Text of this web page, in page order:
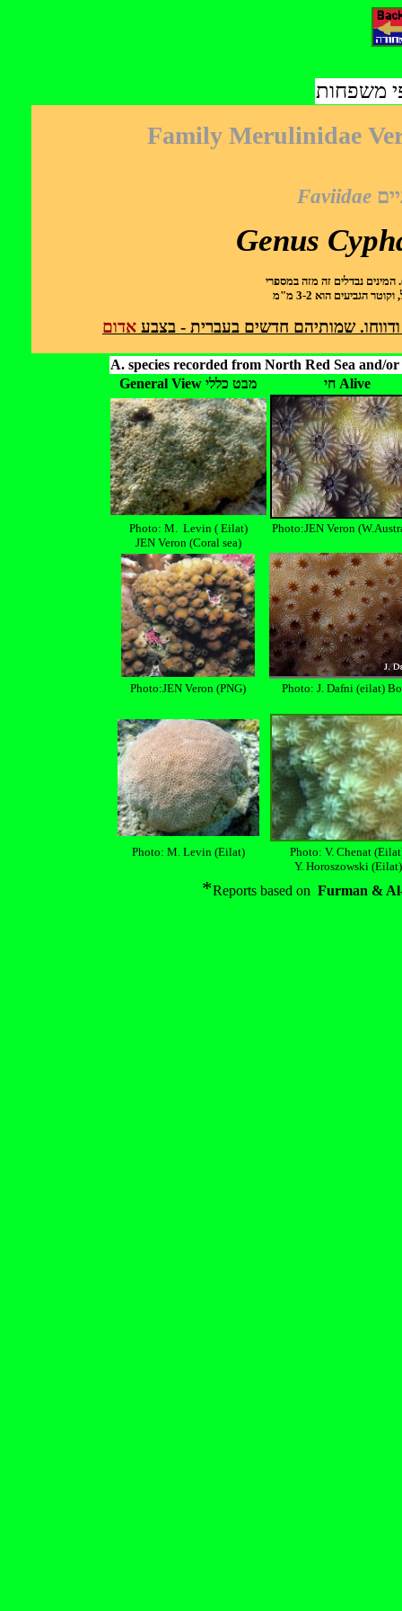
משפחות
Faviidae
Genus
המינים נבדלים זה מזהבמספרי
הוא 3-2 מ"מ
ודווחו. שמותיהם חדשים בעברית - בצבע אדום
A. species recorded from North Red Sea and/
General View מבט כללי
חי Alive
Photo: M. Levin ( Eilat)
JEN Veron (Coral sea)
Photo:JEN Veron
Photo:JEN Veron (PNG) Photo: J. Dafni (eilat)
Photo: M. Levin (Eilat)
Photo: V. Chenat
Y. Horoszowski (Eilat)
*Reports based on Furman &